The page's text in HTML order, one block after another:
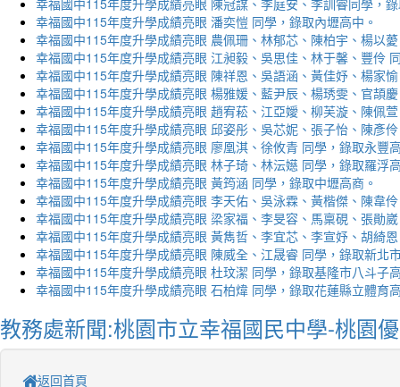
幸福國中115年度升學成績亮眼 陳冠謀、李庭安、李訓睿同學，
幸福國中115年度升學成績亮眼 潘奕愷 同學，錄取內壢高中。
幸福國中115年度升學成績亮眼 農佩珊、林郁芯、陳柏宇、楊以
幸福國中115年度升學成績亮眼 江昶毅、吳思佳、林于馨、豐伶
幸福國中115年度升學成績亮眼 陳祥恩、吳語涵、黃佳妤、楊家
幸福國中115年度升學成績亮眼 楊雅媛、藍尹辰、楊琇雯、官頡
幸福國中115年度升學成績亮眼 趙宥菘、江亞嬡、柳芙漩、陳佩
幸福國中115年度升學成績亮眼 邱姿彤、吳芯妮、張子怡、陳彥
幸福國中115年度升學成績亮眼 廖凰淇、徐攸青 同學，錄取永豐
幸福國中115年度升學成績亮眼 林子琦、林沄嬨 同學，錄取羅浮
幸福國中115年度升學成績亮眼 黃筠涵 同學，錄取中壢高商。
幸福國中115年度升學成績亮眼 李天佑、吳泳霖、黃楷傑、陳韋
幸福國中115年度升學成績亮眼 梁家福、李旻容、馬稟硯、張勛
幸福國中115年度升學成績亮眼 黃雋哲、李宜芯、李宣妤、胡綺
幸福國中115年度升學成績亮眼 陳威全、江晟睿 同學，錄取新北
幸福國中115年度升學成績亮眼 杜玟潔 同學，錄取基隆市八斗子
幸福國中115年度升學成績亮眼 石柏煒 同學，錄取花蓮縣立體育
教務處新聞:桃園市立幸福國民中學-桃園
返回首頁